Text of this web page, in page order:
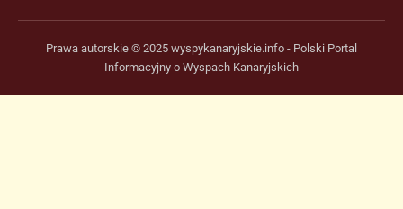
Prawa autorskie © 2025 wyspykanaryjskie.info - Polski Portal
Informacyjny o Wyspach Kanaryjskich